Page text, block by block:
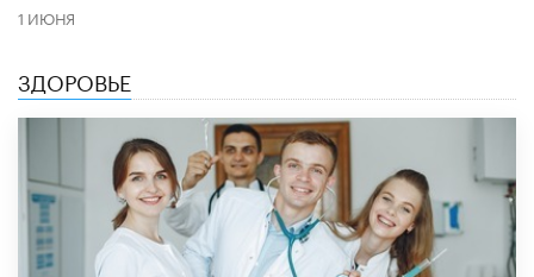
1 ИЮНЯ
ЗДОРОВЬЕ